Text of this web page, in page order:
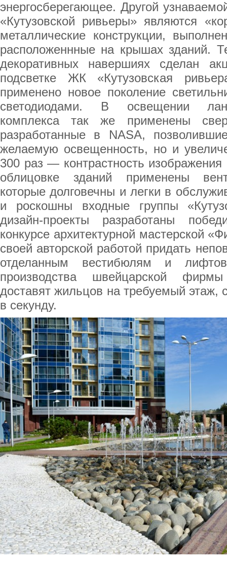
энергосберегающее. Другой
«Кутузовской ривьеры» являются
металлические конструкции,
расположеннные на крышах зданий.
декоративных навершиях сделан
подсветке ЖК «Кутузовская
применено новое поколение
светодиодами. В освещении
комплекса так же применены
разработанные в NASA,
желаемую освещенность, но и
300 раз — контрастность
облицовке зданий применены
которые долговечны и легки в
и роскошны входные группы
дизайн-проекты разработаны
конкурсе архитектурной мастерской
своей авторской работой придать
отделанным вестибюлям и
производства швейцарской
доставят жильцов на требуемый этаж,
в секунду.